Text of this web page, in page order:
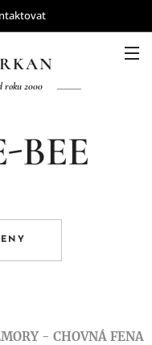
roku 2000
BEE
- CHOVNÁ FENA